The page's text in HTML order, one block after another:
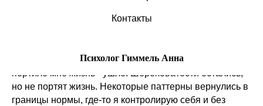
Контакты
Психолог Гиммель Анна
Свои лучшие годы я отдала исцелению ментального
На сегодняшний день я могу сказать, что 98% того, что
портило мне жизнь - ушло. Шероховатости остались,
но не портят жизнь. Некоторые паттерны вернулись в
границы нормы, где-то я контролирую себя и без